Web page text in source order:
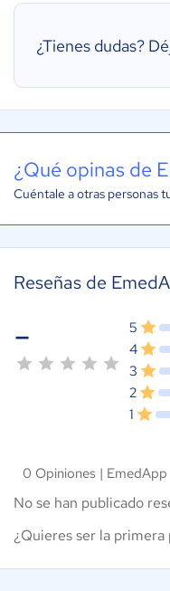
¿Tienes dudas?
¿Qué opinas de
Cuéntale a otras personas
Reseñas de
- 5
4
3
2
1
0 Opiniones | EmedApp
No se han publicado
¿Quieres ser la